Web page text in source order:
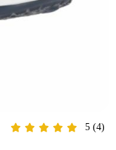
5 (4)